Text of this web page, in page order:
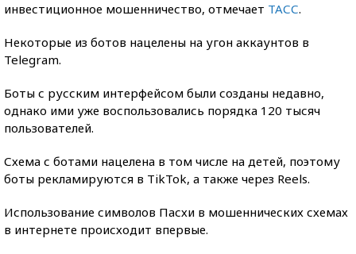
инвестиционное мошенничество, отмечает ТАСС.
Некоторые из ботов нацелены на угон аккаунтов в
Telegram.
Боты с русским интерфейсом были созданы недавно,
однако ими уже воспользовались порядка 120 тысяч
пользователей.
Схема с ботами нацелена в том числе на детей, поэтому
боты рекламируются в TikTok, а также через Reels.
Использование символов Пасхи в мошеннических схемах
в интернете происходит впервые.